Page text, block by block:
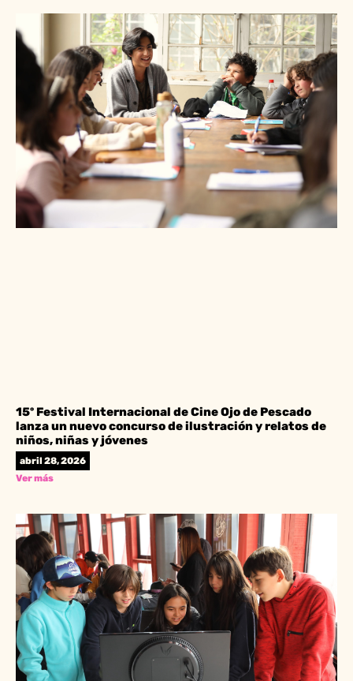
15º Festival Internacional de Cine Ojo de Pescado
lanza un nuevo concurso de ilustración y relatos de
niños, niñas y jóvenes
abril 28, 2026
Ver más